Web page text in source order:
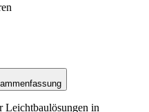
Leichtbaulösungen in